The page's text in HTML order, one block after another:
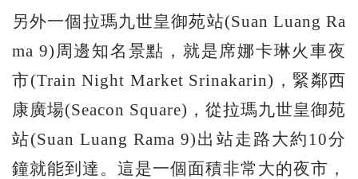
另外一個拉瑪九世皇御苑站(Suan Luang Ra
ma 9)周邊知名景點，就是席娜卡琳火車夜
市(Train Night Market Srinakarin)，緊鄰西
康廣場(Seacon Square)，從拉瑪九世皇御苑
站(Suan Luang Rama 9)出站走路大約10分
鐘就能到達。這是一個面積非常大的夜市，